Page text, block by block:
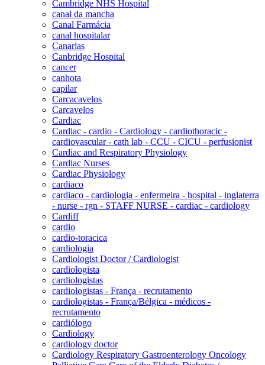
Cambridge NHS Hospital
canal da mancha
Canal Farmácia
canal hospitalar
Canarias
Canbridge Hospital
cancer
canhota
capilar
Carcacavelos
Carcavelos
Cardiac
Cardiac - cardio - Cardiology - cardiothoracic -
cardiovascular - cath lab - CCU - CICU - perfusionist
Cardiac and Respiratory Physiology
Cardiac Nurses
Cardiac Physiology
cardiaco
cardiaco - cardiologia - enfermeira - hospital - inglaterra
- nurse - rgn - STAFF NURSE - cardiac - cardiology
Cardiff
cardio
cardio-toracica
cardiologia
Cardiologist Doctor / Cardiologist
cardiologista
cardiologistas
cardiologistas - França - recrutamento
cardiologistas - França/Bélgica - médicos -
recrutamento
cardiólogo
Cardiology
cardiology doctor
Cardiology Respiratory Gastroenterology Oncology